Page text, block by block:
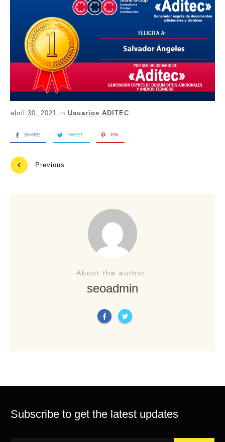
abril 30, 2021 in Usuarios ADITEC
SHARE TWEET PIN
Previous
About the author
seoadmin
Subscribe to get the latest updates